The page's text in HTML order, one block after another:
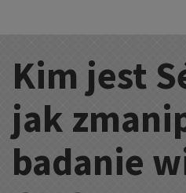
Kategorie:
Kim jest
jak
badanie